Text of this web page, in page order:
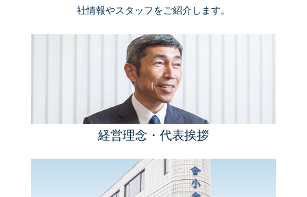
社情報やスタッフをご紹介します。
経営理念・代表挨拶